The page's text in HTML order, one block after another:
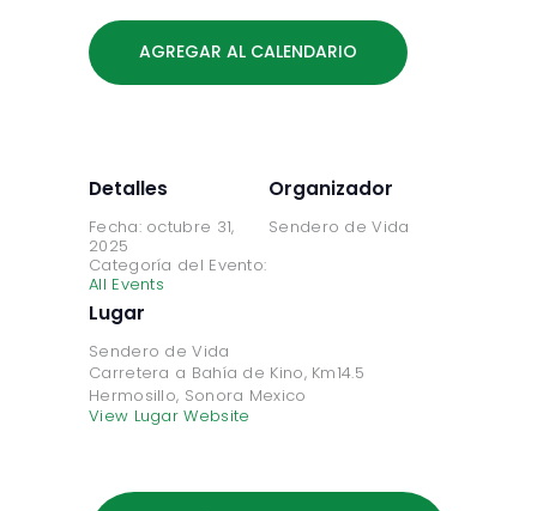
AGREGAR AL CALENDARIO
Detalles
Fecha: octubre 31,
2025
Categoría del Evento:
All Events
Lugar
Sendero de Vida
Carretera a Bahía de Kino, Km14.5
Hermosillo, Sonora Mexico
View Lugar Website
Organizador
Sendero de Vida